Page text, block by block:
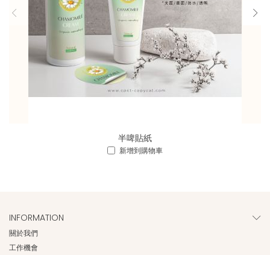
半啤貼紙
新增到購物車
INFORMATION
關於我們
工作機會